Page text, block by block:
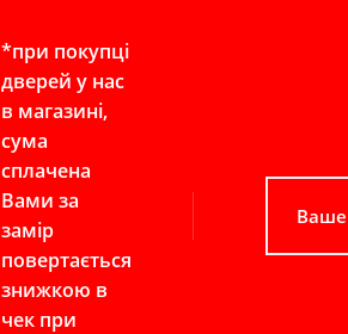
*при покупці
дверей у нас
в магазині,
сума
сплачена
Вами за
замір
повертається
знижкою в
чек при